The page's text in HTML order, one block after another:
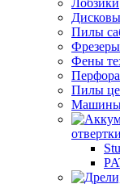
Лобзики
Пилы
Фрезеры
Фены
Пилы
Машины
отвертки